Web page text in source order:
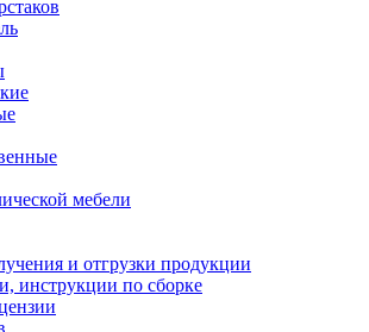
мебели
и отгрузки продукции
инструкции по сборке